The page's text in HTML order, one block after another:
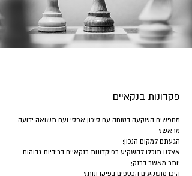
פקדונות בנקאיים
מחפשים השקעה בטוחה עם סיכון אפסי ועם תשואה ידועה
מראש?
הגעתם למקום הנכון!
אצלנו תוכלו להשקיע בפיקדונות בנקאיים בריביות גבוהות
יותר מאשר בבנק!
היכן מושקעים הכספים בפיקדונות?